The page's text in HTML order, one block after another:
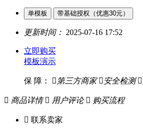
单模板 带基础授权（优惠30元）
更新时间： 2025-07-16 17:52
立即购买
模板演示
保 障：  第三方商家  安全检测 
 商品详情  用户评论  购买流程
 联系卖家